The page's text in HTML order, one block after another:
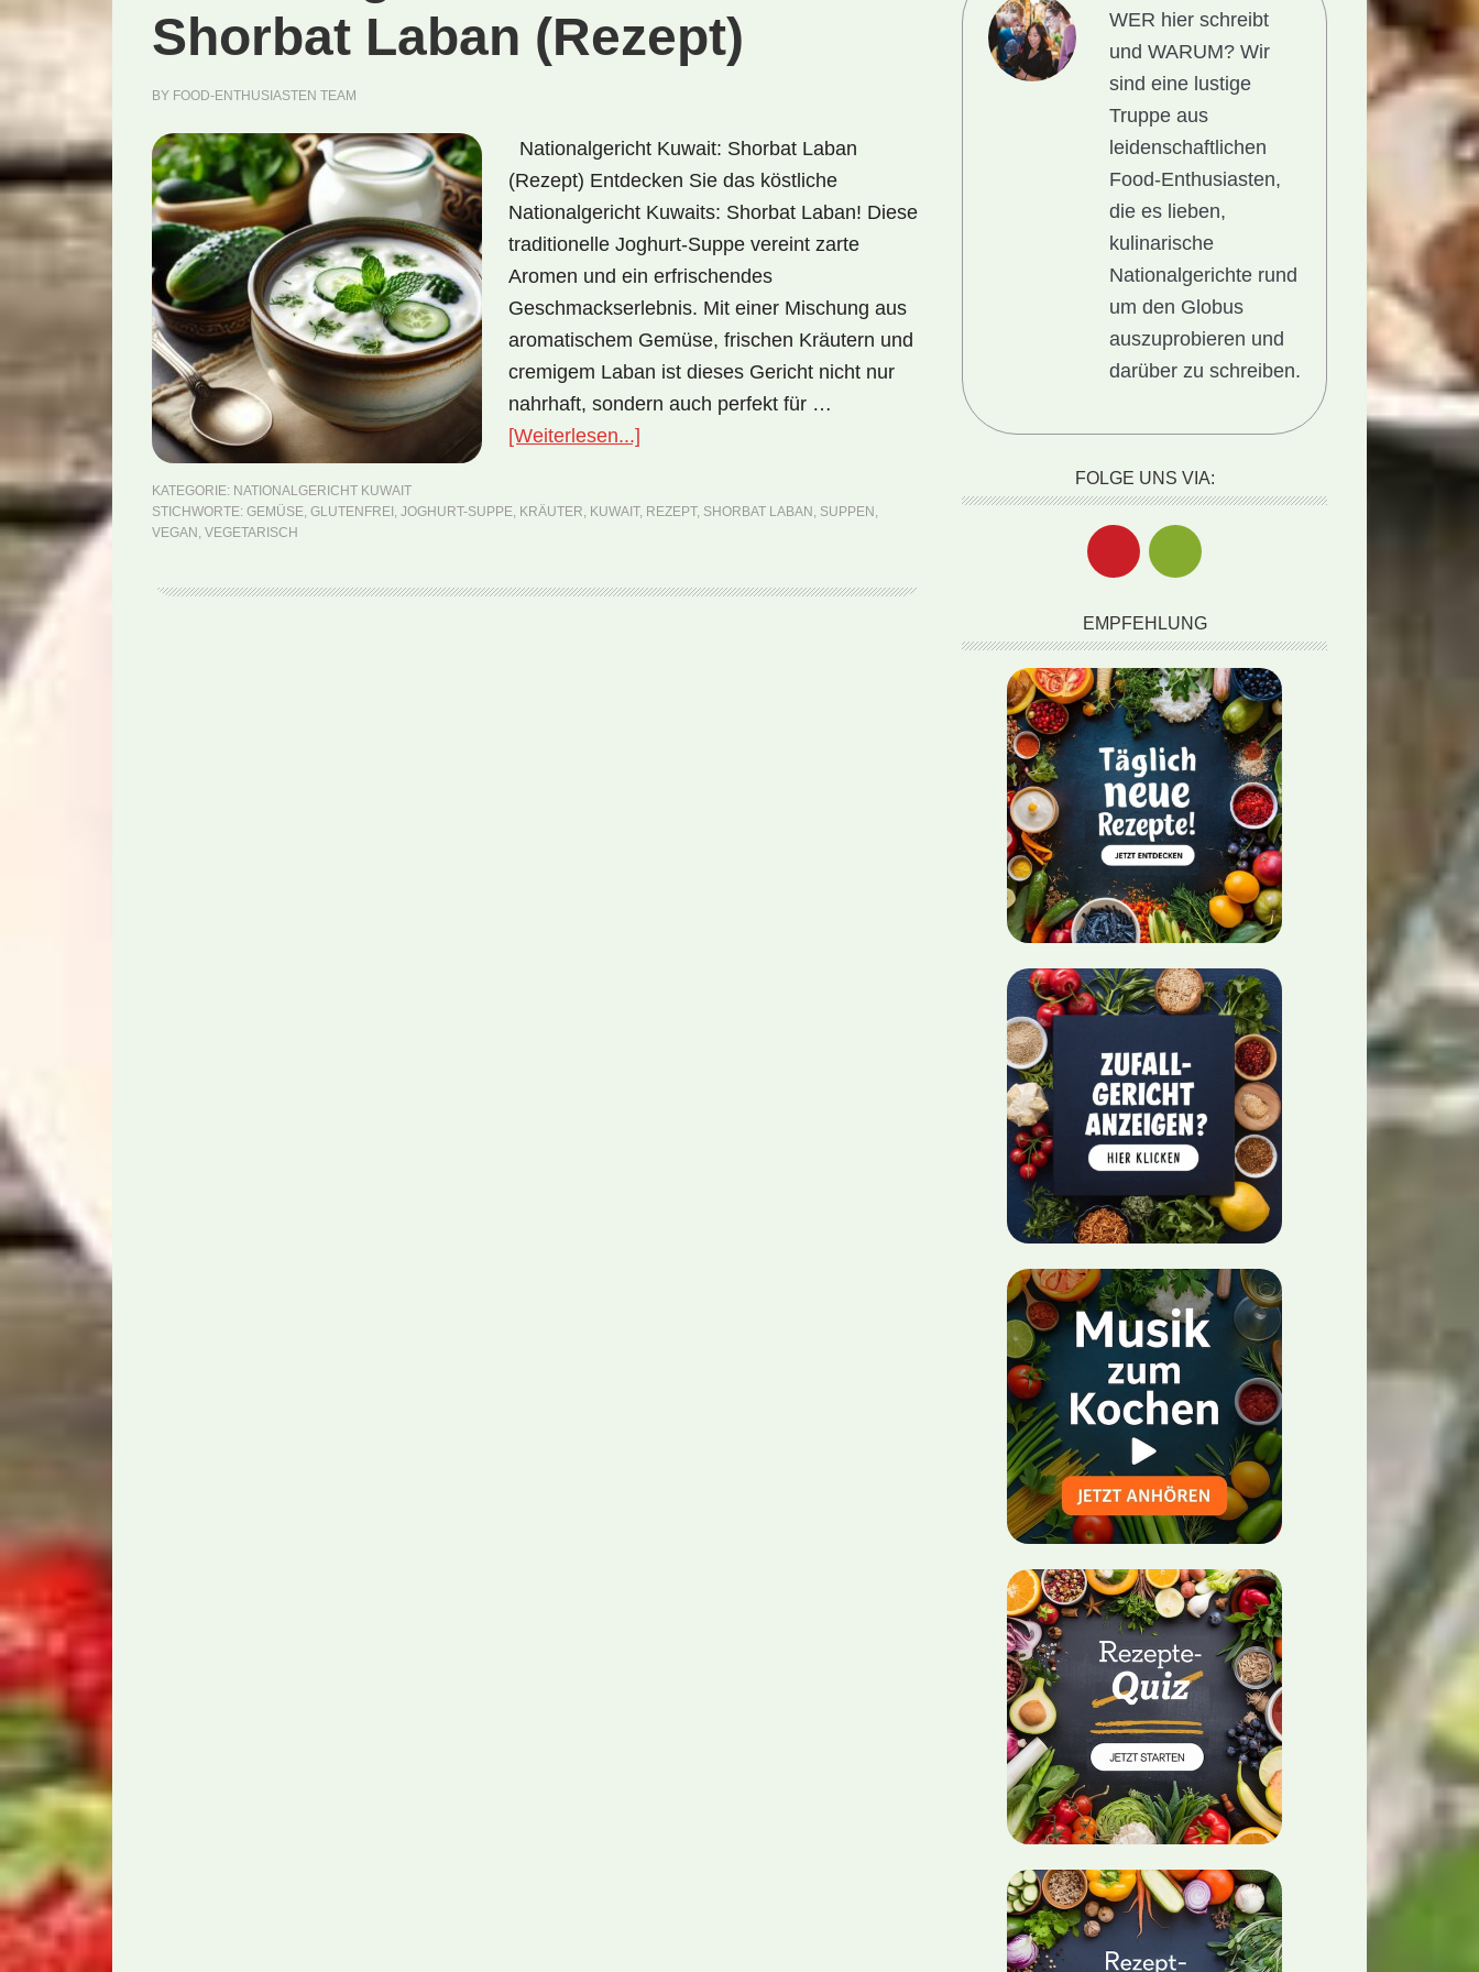
Shorbat Laban (Rezept)
BY FOOD-ENTHUSIASTEN TEAM
Nationalgericht Kuwait: Shorbat Laban
(Rezept) Entdecken Sie das köstliche
Nationalgericht Kuwaits: Shorbat Laban! Diese
traditionelle Joghurt-Suppe vereint zarte
Aromen und ein erfrischendes
Geschmackserlebnis. Mit einer Mischung aus
aromatischem Gemüse, frischen Kräutern und
cremigem Laban ist dieses Gericht nicht nur
nahrhaft, sondern auch perfekt für …
[Weiterlesen...]
KATEGORIE: NATIONALGERICHT KUWAIT
STICHWORTE: GEMÜSE, GLUTENFREI , JOGHURT-SUPPE, KRÄUTER, KUWAIT, REZEPT, SHORBAT LABAN , SUPPEN ,
VEGAN , VEGETARISCH
WER hier schreibt
und WARUM?Wir
sind eine lustige
Truppe aus
leidenschaftlichen
Food-Enthusiasten,
die es lieben,
kulinarische
Nationalgerichte rund
um den Globus
auszuprobieren und
darüber zu schreiben.
FOLGE UNS VIA:
EMPFEHLUNG